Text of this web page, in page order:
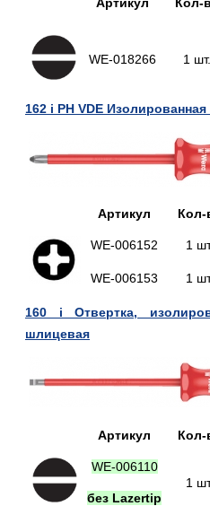
WE-018266 1 шт.
162 i PH VDE
Артикул Кол-
WE-006152 1
WE-006153 1
160 i Отвертка,
шлицевая
Артикул Кол-
WE-006110
без Lazertip
1